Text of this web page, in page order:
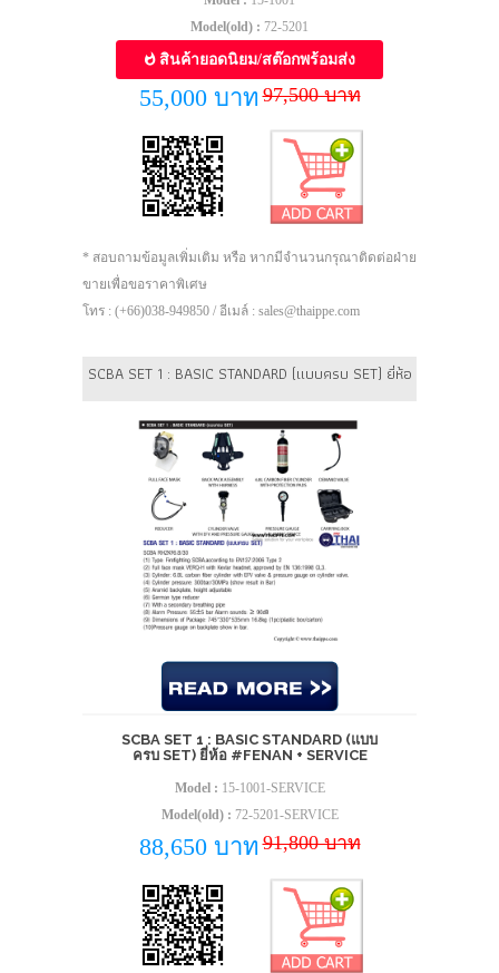
Model(old) : 72-5201
สินค้ายอดนิยม/สต๊อกพร้อมส่ง
55,000 บาท 97,500 บาท
* สอบถามข้อมูลเพิ่มเติม หรือ หากมีจำนวนกรุณาติดต่อฝ่าย
ขายเพื่อขอราคาพิเศษ
โทร : (+66)038-949850 / อีเมล์ : sales@thaippe.com
SCBA SET 1 : BASIC STANDARD (แบบครบ SET) ยี่ห้อ #FENAN +
SCBA SET 1 : BASIC STANDARD (แบบ
ครบ SET) ยี่ห้อ #FENAN + SERVICE
Model : 15-1001-SERVICE
Model(old) : 72-5201-SERVICE
88,650 บาท 91,800 บาท